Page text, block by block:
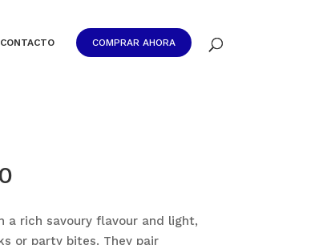
CONTACTO COMPRAR AHORA
a rich savoury flavour and light,
or party bites. They pair